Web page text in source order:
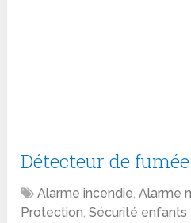
Détecteur de fumée
Alarme incendie,Alarme
Protection,Sécurité enfants